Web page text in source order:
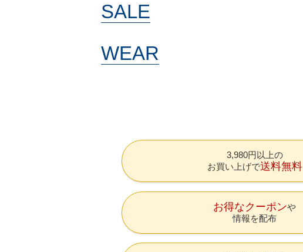
SALE
WEAR
3,980円以上の
お買い上げで送料無料
お得なクーポン
情報を配布